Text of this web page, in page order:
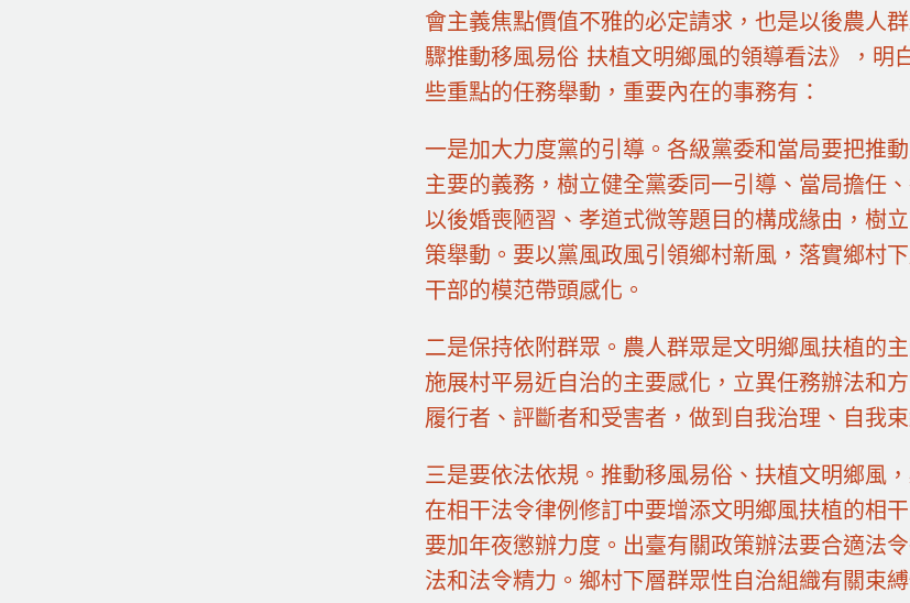
會主義焦點價值不雅的必定請求，也是以後農人
驟推動移風易俗 扶植文明鄉風的領導看法》，明
些重點的任務舉動，重要內在的事務有：
一是加大力度黨的引導。各級黨委和當局要把推
主要的義務，樹立健全黨委同一引導、當局擔任
以後婚喪陋習、孝道式微等題目的構成緣由，樹
策舉動。要以黨風政風引領鄉村新風，落實鄉村
干部的模范帶頭感化。
二是保持依附群眾。農人群眾是文明鄉風扶植的
施展村平易近自治的主要感化，立異任務辦法和
履行者、評斷者和受害者，做到自我治理、自我
三是要依法依規。推動移風易俗、扶植文明鄉風
在相干法令律例修訂中要增添文明鄉風扶植的相
要加年夜懲辦力度。出臺有關政策辦法要合適法
法和法令精力。鄉村下層群眾性自治組織有關束